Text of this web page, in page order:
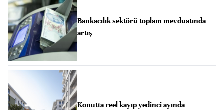
Bankacılık sektörü toplam mevduatında
artış
Konutta reel kayıp yedinci ayında